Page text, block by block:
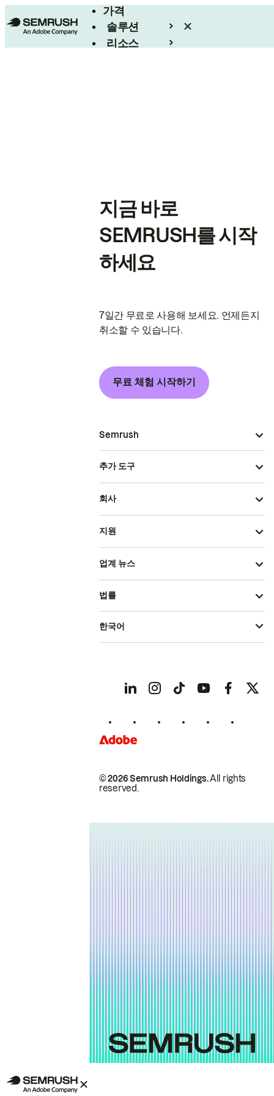
가격
솔루션
리소스
지금 바로
SEMRUSH를 시작
하세요
7일간 무료로 사용해 보세요. 언제든지
취소할 수 있습니다.
무료 체험 시작하기
Semrush
추가 도구
회사
지원
업계 뉴스
© 2026 Semrush Holdings.All rights
reserved.
법률
한국어